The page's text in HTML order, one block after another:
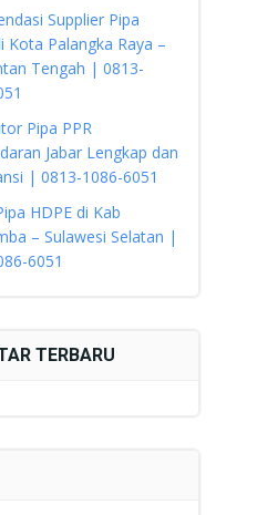
Supplier Pipa
Kota Palangka Raya –
Tengah | 0813-
Pipa PPR
Jabar Lengkap dan
| 0813-1086-6051
HDPE di Kab
– Sulawesi Selatan |
6051
TERBARU